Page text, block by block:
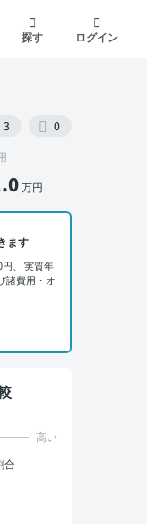
探す
ログイン
3 0
.0万円
ます
、 実質年
諸費用・オ
合